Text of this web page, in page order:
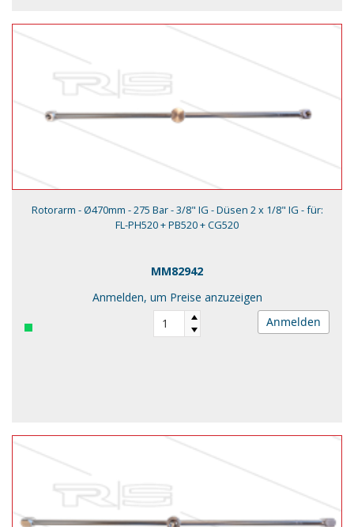
Rotorarm - Ø470mm - 275 Bar - 3/8" IG - Düsen 2 x 1/8" IG - für:
FL-PH520 + PB520 + CG520
MM82942
Anmelden, um Preise anzuzeigen
Anmelden